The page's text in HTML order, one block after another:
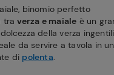
binomio perfetto
tra verza e maiale è un
della verza
da servire a tavola in
di polenta.